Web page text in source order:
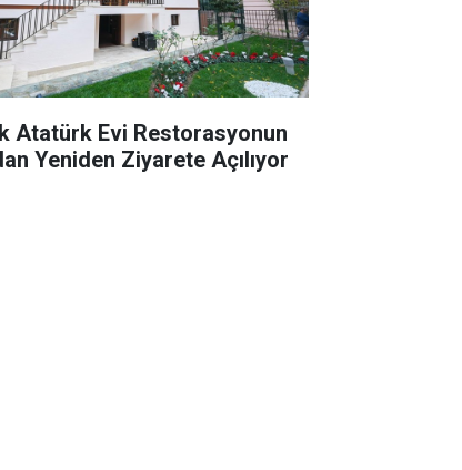
Atatürk Evi Restorasyonun
Yeniden Ziyarete Açılıyor